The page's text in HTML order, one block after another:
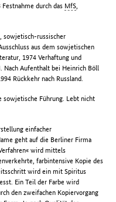
durch das MfS
sowjetisch-russischer
aus dem sowjetischen
1974 Verhaftung und
Nach Aufenthalt bei Heinrich Böll
Rückkehr nach Russland.
sowjetische Führung. Lebt nicht
einfacher
geht auf die Berliner Firma
wird mittels
farbintensive Kopie des
wird ein mit Spiritus
Ein Teil der Farbe wird
den zweifachen Kopiervorgang